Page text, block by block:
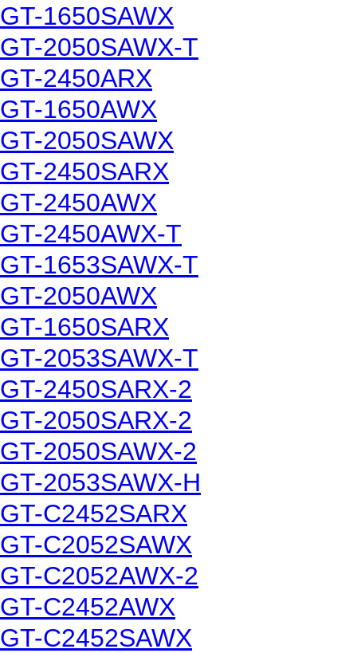
GT-1650SAWX
GT-2050SAWX-T
GT-2450ARX
GT-1650AWX
GT-2050SAWX
GT-2450SARX
GT-2450AWX
GT-2450AWX-T
GT-1653SAWX-T
GT-2050AWX
GT-1650SARX
GT-2053SAWX-T
GT-2450SARX-2
GT-2050SARX-2
GT-2050SAWX-2
GT-2053SAWX-H
GT-C2452SARX
GT-C2052SAWX
GT-C2052AWX-2
GT-C2452AWX
GT-C2452SAWX